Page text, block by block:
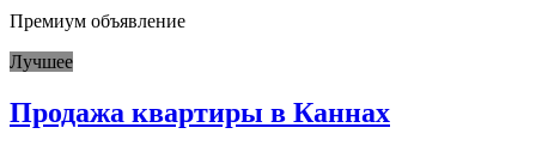
Премиум объявление
Лучшее
Продажа квартиры в Каннах